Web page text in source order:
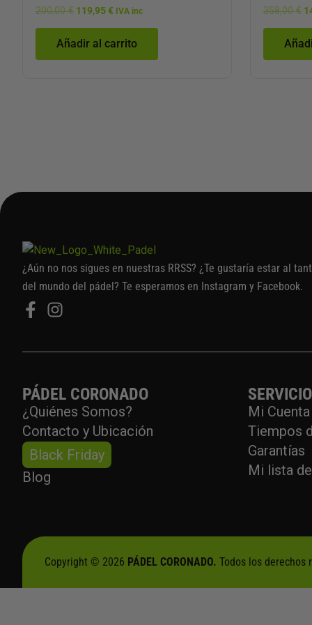
200,00€ 119,95€ IVA inc
Añadir al carrito
358,00€
¿Aún no nos sigues en nuestras RRSS? ¿Te gustaría estar al
del mundo del pádel? Te esperamos en Instagram y Facebook.
PÁDEL CORONADO
¿Quiénes Somos?
Contacto y Ubicación
Black Friday
Blog
Mi Cuenta
Tiempos
Garantías
Mi lista
Copyright © 2026 PÁDEL CORONADO. Todos los derechos